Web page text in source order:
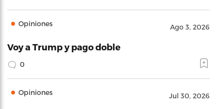
Opiniones Ago 3, 2026
Voy a Trump y pago doble
0
Opiniones Jul 30, 2026